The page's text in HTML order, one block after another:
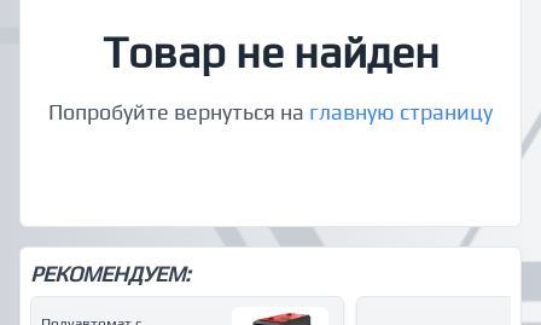
Товар не найден
Попробуйте вернуться на главную страницу
РЕКОМЕНДУЕМ: